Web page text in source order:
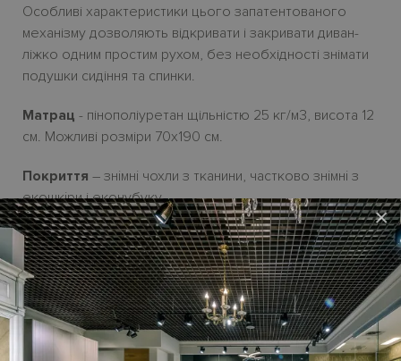
×
Особливі характеристики цього запатентованого
механізму дозволяють відкривати і закривати диван-
ліжко одним простим рухом, без необхідності знімати
подушки сидіння та спинки.
Матрац - пінополіуретан щільністю 25 кг/м3, висота 12
см. Можливі розміри 70х190 см.
Покриття – знiмнi чохли з тканини, частково знiмнi з
екошкiри і еконубуку.
Ніжки– металевіH12 см у алюміниєвому кольорі.
Ціна дивана-ліжкаTAHITIна сайті – упочатковій
категорії тканини.У стандартну комплектаціюм’яких
меблів не входять декоративні подушки,ціну наякі
треба обчислювати
додатково.